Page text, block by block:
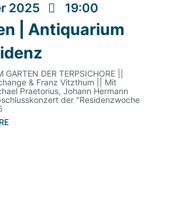
2025 19:00
| Antiquarium
GARTEN DER TERPSICHORE ||
& Franz Vitzthum || Mit
Praetorius, Johann Hermann
der "Residenzwoche